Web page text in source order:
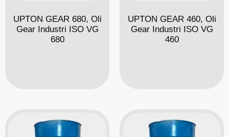
UPTON GEAR 680, Oli
Gear Industri ISO VG
680
UPTON GEAR 460, Oli
Gear Industri ISO VG
460